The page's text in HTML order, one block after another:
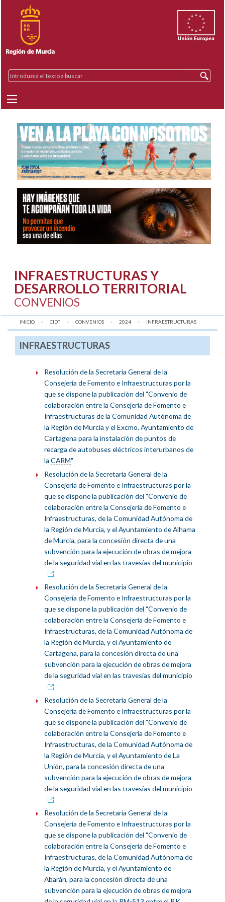
INFRAESTRUCTURAS Y
DESARROLLO TERRITORIAL
CONVENIOS
INICIO CIDT CONVENIOS 2024 AQUÍ:
INFRAESTRUCTURAS
INFRAESTRUCTURAS
Resolución de la Secretaría General de la
Consejería de Fomento e Infraestructuras por la
que se dispone la publicación del "Convenio de
colaboración entre la Consejería de Fomento e
Infraestructuras de la Comunidad Autónoma de
la Región de Murcia y el Excmo. Ayuntamiento de
Cartagena para la instalación de puntos de
recarga de autobuses eléctricos interurbanos de
la CARM"
Resolución de la Secretaría General de la
Consejería de Fomento e Infraestructuras por la
que se dispone la publicación del "Convenio de
colaboración entre la Consejería de Fomento e
Infraestructuras, de la Comunidad Autónoma de
la Región de Murcia, y el Ayuntamiento de Alhama
de Murcia, para la concesión directa de una
subvención para la ejecución de obras de mejora
de la seguridad vial en las travesías del municipio
Resolución de la Secretaría General de la
Consejería de Fomento e Infraestructuras por la
que se dispone la publicación del "Convenio de
colaboración entre la Consejería de Fomento e
Infraestructuras, de la Comunidad Autónoma de
la Región de Murcia, y el Ayuntamiento de
Cartagena, para la concesión directa de una
subvención para la ejecución de obras de mejora
de la seguridad vial en las travesías del municipio
Resolución de la Secretaría General de la
Consejería de Fomento e Infraestructuras por la
que se dispone la publicación del "Convenio de
colaboración entre la Consejería de Fomento e
Infraestructuras, de la Comunidad Autónoma de
la Región de Murcia, y el Ayuntamiento de La
Unión, para la concesión directa de una
subvención para la ejecución de obras de mejora
de la seguridad vial en las travesías del municipio
Resolución de la Secretaría General de la
Consejería de Fomento e Infraestructuras por la
que se dispone la publicación del "Convenio de
colaboración entre la Consejería de Fomento e
Infraestructuras, de la Comunidad Autónoma de
la Región de Murcia, y el Ayuntamiento de
Abarán, para la concesión directa de una
subvención para la ejecución de obras de mejora